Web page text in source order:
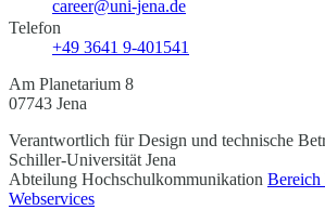
career@uni-jena.de
Telefon
+49 3641 9-401541
Am Planetarium 8
07743 Jena
Verantwortlich für Design und technische
Schiller-Universität Jena
Abteilung Hochschulkommunikation Bereich
Webservices